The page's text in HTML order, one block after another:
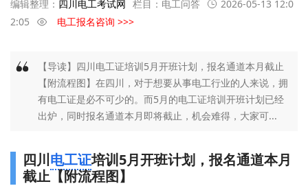
编辑整理： 四川电工考试网 栏目： 电工问答
2026-05-13 12:0
2:05
电工报名咨询 >>>
【导读】四川电工证培训5月开班计划，报名通道本月截止
【附流程图】在四川，对于想要从事电工行业的人来说，拥
有电工证是必不可少的。而5月的电工证培训开班计划已经
出炉，同时报名通道本月即将截止，机会难得，大家可...
四川 电工证培训5月开班计划，报名通道本月
截止【附流程图】